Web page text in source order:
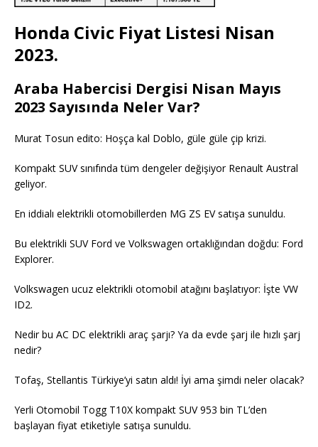
Honda Civic Fiyat Listesi Nisan
2023.
Araba Habercisi Dergisi Nisan Mayıs
2023 Sayısında Neler Var?
Murat Tosun edito: Hoşça kal Doblo, güle güle çip krizi.
Kompakt SUV sınıfında tüm dengeler değişiyor Renault Austral
geliyor.
En iddialı elektrikli otomobillerden MG ZS EV satışa sunuldu.
Bu elektrikli SUV Ford ve Volkswagen ortaklığından doğdu: Ford
Explorer.
Volkswagen ucuz elektrikli otomobil atağını başlatıyor: İşte VW
ID2.
Nedir bu AC DC elektrikli araç şarjı? Ya da evde şarj ile hızlı şarj
nedir?
Tofaş, Stellantis Türkiye’yi satın aldı! İyi ama şimdi neler olacak?
Yerli Otomobil Togg T10X kompakt SUV 953 bin TL’den
başlayan fiyat etiketiyle satışa sunuldu.